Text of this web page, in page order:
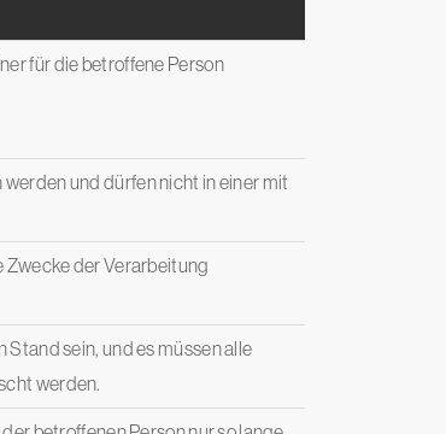
für die betroffene Person
und dürfen nicht in einer mit
Zwecke der Verarbeitung
sein, und es müssen alle
werden.